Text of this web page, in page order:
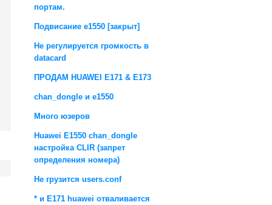
портам.
Подвисание e1550 [закрыт]
Не регулируется громкость в
datacard
ПРОДАМ HUAWEI E171 & E173
chan_dongle и e1550
Много юзеров
Huawei E1550 chan_dongle
настройка CLIR (запрет
определения номера)
Не грузится users.conf
* и E171 huawei отваливается